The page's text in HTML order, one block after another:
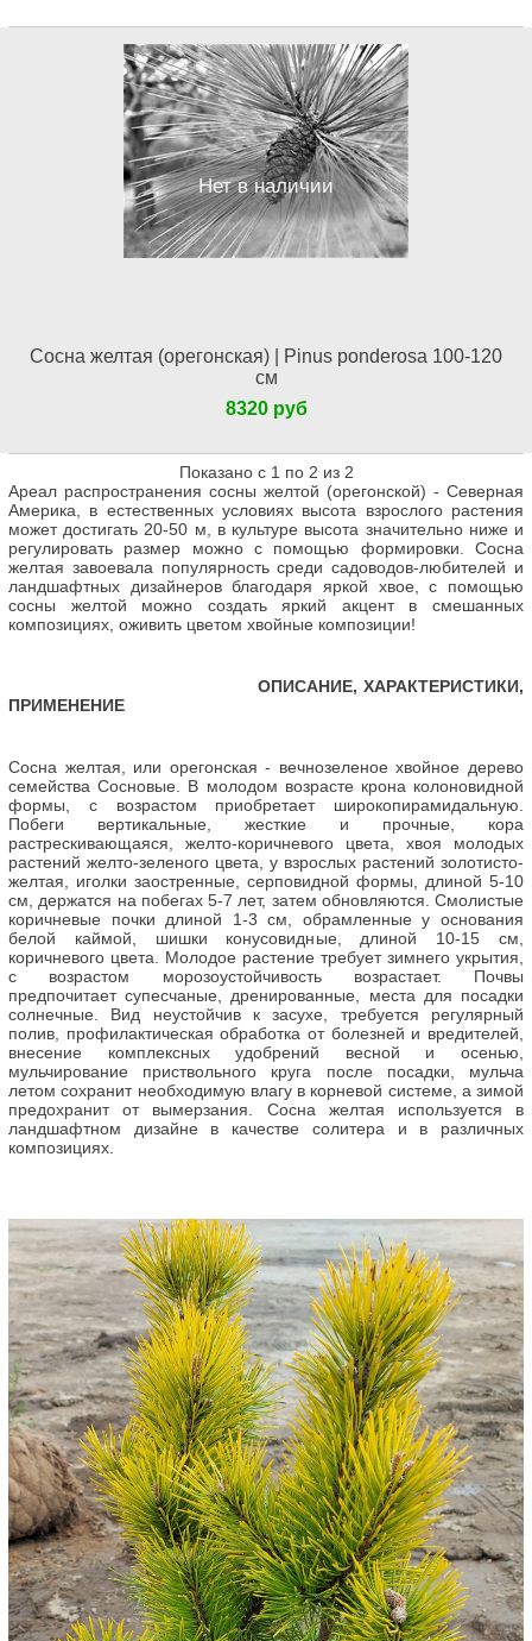
Нет в наличии
Сосна желтая (орегонская) | Pinus ponderosa 100-120
см
8320 руб
Показано с 1 по 2 из 2
Ареал распространения сосны желтой (орегонской) - Северная
Америка, в естественных условиях высота взрослого растения
может достигать 20-50 м, в культуре высота значительно ниже и
регулировать размер можно с помощью формировки. Сосна
желтая завоевала популярность среди садоводов-любителей и
ландшафтных дизайнеров благодаря яркой хвое, с помощью
сосны желтой можно создать яркий акцент в смешанных
композициях, оживить цветом хвойные композиции!
ОПИСАНИЕ, ХАРАКТЕРИСТИКИ,
ПРИМЕНЕНИЕ
Сосна желтая, или орегонская - вечнозеленое хвойное дерево
семейства Сосновые. В молодом возрасте крона колоновидной
формы, с возрастом приобретает широкопирамидальную.
Побеги вертикальные, жесткие и прочные, кора
растрескивающаяся, желто-коричневого цвета, хвоя молодых
растений желто-зеленого цвета, у взрослых растений золотисто-
желтая, иголки заостренные, серповидной формы, длиной 5-10
см, держатся на побегах 5-7 лет, затем обновляются. Смолистые
коричневые почки длиной 1-3 см, обрамленные у основания
белой каймой, шишки конусовидные, длиной 10-15 см,
коричневого цвета. Молодое растение требует зимнего укрытия,
с возрастом морозоустойчивость возрастает. Почвы
предпочитает супесчаные, дренированные, места для посадки
солнечные. Вид неустойчив к засухе, требуется регулярный
полив, профилактическая обработка от болезней и вредителей,
внесение комплексных удобрений весной и осенью,
мульчирование приствольного круга после посадки, мульча
летом сохранит необходимую влагу в корневой системе, а зимой
предохранит от вымерзания. Сосна желтая используется в
ландшафтном дизайне в качестве солитера и в различных
композициях.